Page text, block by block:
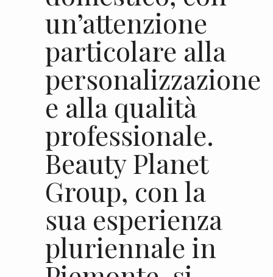
un’attenzione
particolare alla
personalizzazione
e alla qualità
professionale.
Beauty Planet
Group, con la
sua esperienza
pluriennale in